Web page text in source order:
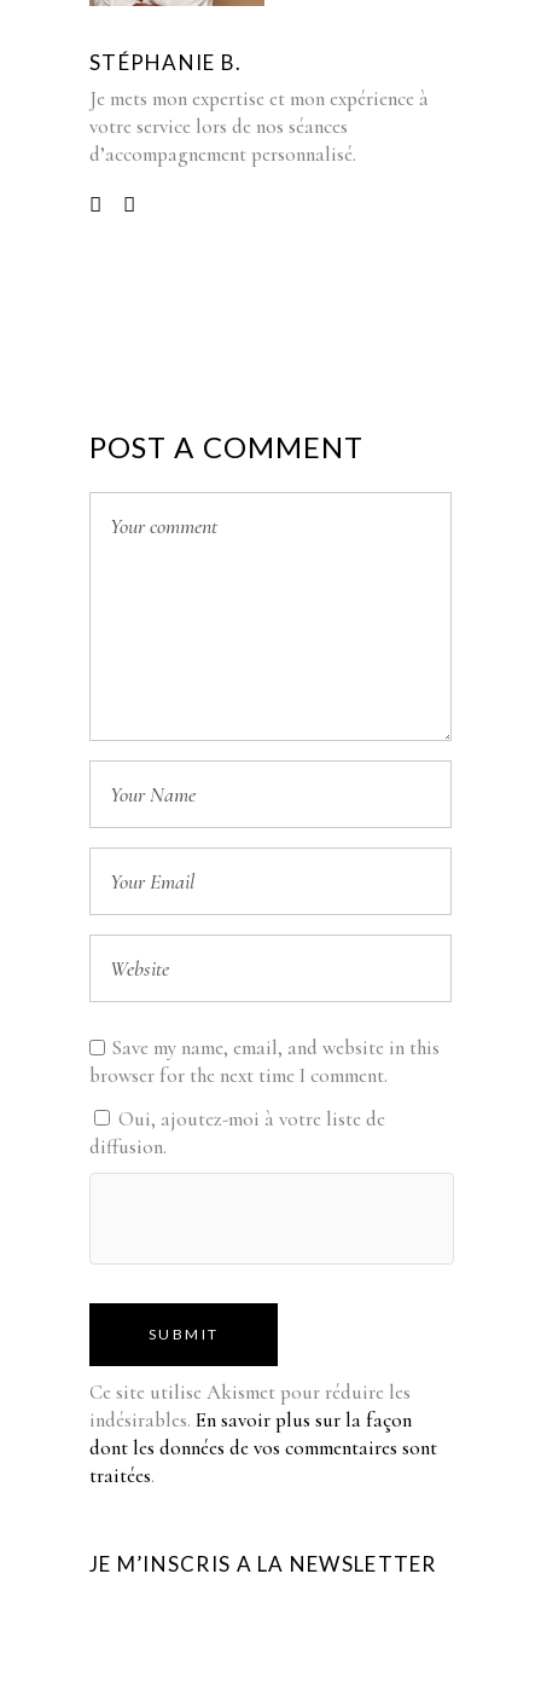
STÉPHANIE B.
Je mets mon expertise et mon expérience à
votre service lors de nos séances
d’accompagnement personnalisé.
POST A COMMENT
Save my name, email, and website in this
browser for the next time I comment.
Oui, ajoutez-moi à votre liste de
diffusion.
SUBMIT
Ce site utilise Akismet pour réduire les
indésirables. En savoir plus sur la façon
dont les données de vos commentaires sont
traitées.
JE M’INSCRIS A LA NEWSLETTER